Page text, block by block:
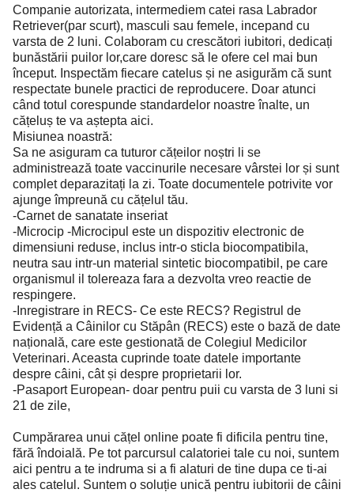
Companie autorizata, intermediem catei rasa Labrador
Retriever(par scurt), masculi sau femele, incepand cu
varsta de 2 luni. Colaboram cu crescători iubitori, dedicați
bunăstării puilor lor,care doresc să le ofere cel mai bun
început. Inspectăm fiecare catelus și ne asigurăm că sunt
respectate bunele practici de reproducere. Doar atunci
când totul corespunde standardelor noastre înalte, un
cățeluș te va aștepta aici.
Misiunea noastră:
Sa ne asiguram ca tuturor cățeilor noștri li se
administrează toate vaccinurile necesare vârstei lor și sunt
complet deparazitați la zi. Toate documentele potrivite vor
ajunge împreună cu cățelul tău.
-Carnet de sanatate inseriat
-Microcip -Microcipul este un dispozitiv electronic de
dimensiuni reduse, inclus intr-o sticla biocompatibila,
neutra sau intr-un material sintetic biocompatibil, pe care
organismul il tolereaza fara a dezvolta vreo reactie de
respingere.
-Inregistrare in RECS- Ce este RECS? Registrul de
Evidență a Câinilor cu Stăpân (RECS) este o bază de date
națională, care este gestionată de Colegiul Medicilor
Veterinari. Aceasta cuprinde toate datele importante
despre câini, cât și despre proprietarii lor.
-Pasaport European- doar pentru puii cu varsta de 3 luni si
21 de zile,
Cumpărarea unui cățel online poate fi dificila pentru tine,
fără îndoială. Pe tot parcursul calatoriei tale cu noi, suntem
aici pentru a te indruma si a fi alaturi de tine dupa ce ti-ai
ales catelul. Suntem o soluție unică pentru iubitorii de câini